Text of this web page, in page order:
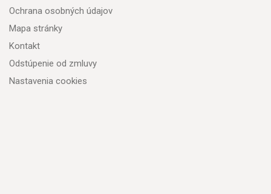
Ochrana osobných údajov
Mapa stránky
Kontakt
Odstúpenie od zmluvy
Nastavenia cookies